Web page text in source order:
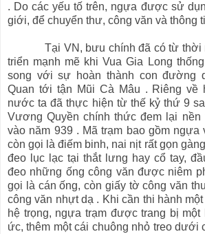
. Do các yếu tố trên, ngựa được sử
giới, để chuyển thư, công văn và thông
Tại VN, bưu chính đã có từ thời
triển mạnh mẽ khi Vua Gia Long
song với sự hoàn thành con đường
Quan tới tận Mũi Cà Mâu . Riêng về
nước ta đã thực hiện từ thế kỷ thứ 9
Vương Quyền chính thức đem lại
vào năm 939 . Mã trạm bao gồm
còn gọi là điếm binh, nai nịt rất gọn
đeo lục lạc tại thắt lưng hay cổ tay,
đeo những ống công văn được niêm
gọi là cán ống, còn giấy tờ công văn
công văn nhựt dạ . Khi cần thi hành
hệ trọng, ngựa trạm được trang bị một
ức, thêm một cái chuông nhỏ treo dưới